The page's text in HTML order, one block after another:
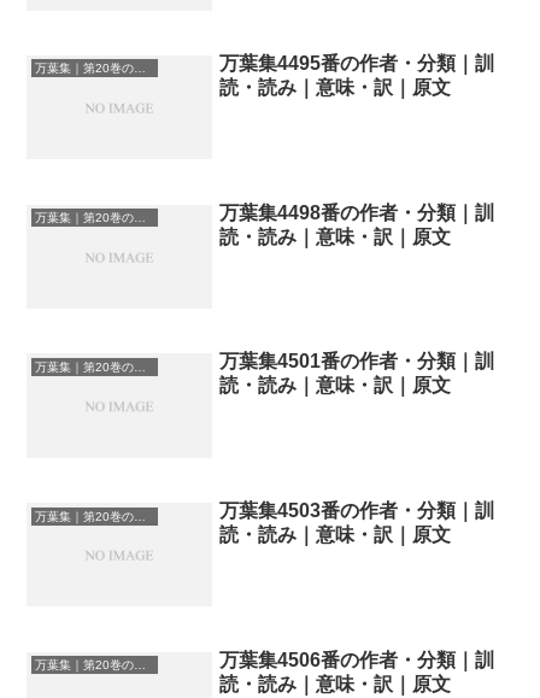
万葉集｜第20巻の和歌一覧
万葉集4495番の作者・分類｜訓
読・読み｜意味・訳｜原文
万葉集｜第20巻の和歌一覧
万葉集4498番の作者・分類｜訓
読・読み｜意味・訳｜原文
万葉集｜第20巻の和歌一覧
万葉集4501番の作者・分類｜訓
読・読み｜意味・訳｜原文
万葉集｜第20巻の和歌一覧
万葉集4503番の作者・分類｜訓
読・読み｜意味・訳｜原文
万葉集｜第20巻の和歌一覧
万葉集4506番の作者・分類｜訓
読・読み｜意味・訳｜原文